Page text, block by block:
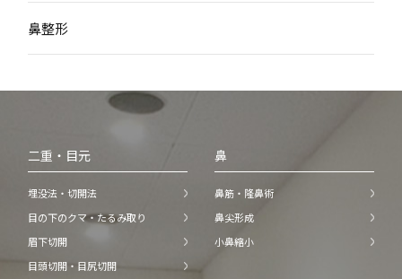
鼻整形
二重・目元
埋没法・切開法
目の下のクマ・たるみ取り
眉下切開
目頭切開・目尻切開
鼻
鼻筋・隆鼻術
鼻尖形成
小鼻縮小